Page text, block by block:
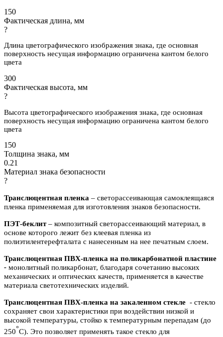
150
Фактическая длина, мм
?
Длина цветографического изображения знака, где основная
поверхность несущая информацию ограничена кантом белого
цвета
300
Фактическая высота, мм
?
Высота цветографического изображения знака, где основная
поверхность несущая информацию ограничена кантом белого
цвета
150
Толщина знака, мм
0.21
Материал знака безопасности
?
Транслюцентная пленка – светорассеивающая самоклеящаяся
пленка применяемая для изготовления знаков безопасности.
ПЭТ-беклит– композитный светорассеивающий материал, в
основе которого лежит без клеевая пленка из
полиэтилентерефталата с нанесенным на нее печатным слоем.
Транслюцентная ПВХ-пленка на поликарбонатной пластине
- монолитный поликарбонат, благодаря сочетанию высоких
механических и оптических качеств, применяется в качестве
материала светотехнических изделий.
Транслюцентная ПВХ-пленка на закаленном стекле - стекло
сохраняет свои характеристики при воздействии низкой и
высокой температуры, стойко к температурным перепадам (до
250°С). Это позволяет применять такое стекло для